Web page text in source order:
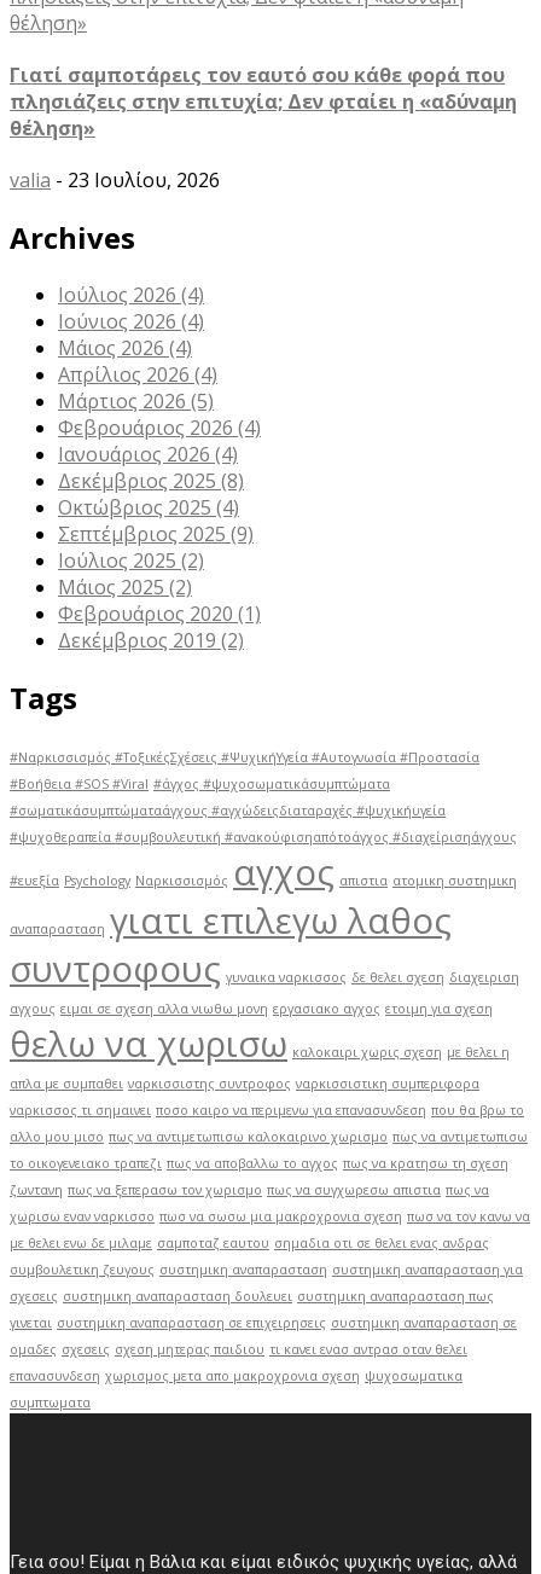
Γιατί σαμποτάρεις τον εαυτό σου κάθε φορά που
πλησιάζεις στην επιτυχία; Δεν φταίει η «αδύναμη
θέληση»
valia - 23 Ιουλίου, 2026
Archives
Ιούλιος 2026 (4)
Ιούνιος 2026 (4)
Μάιος 2026 (4)
Απρίλιος 2026 (4)
Μάρτιος 2026 (5)
Φεβρουάριος 2026 (4)
Ιανουάριος 2026 (4)
Δεκέμβριος 2025 (8)
Οκτώβριος 2025 (4)
Σεπτέμβριος 2025 (9)
Ιούλιος 2025 (2)
Μάιος 2025 (2)
Φεβρουάριος 2020 (1)
Δεκέμβριος 2019 (2)
Tags
#Ναρκισσισμός #ΤοξικέςΣχέσεις #ΨυχικήΥγεία #Αυτογνωσία #Προστασία
#Βοήθεια #SOS #Viral #άγχος #ψυχοσωματικάσυμπτώματα
#σωματικάσυμπτώματαάγχους #αγχώδειςδιαταραχές #ψυχικήυγεία
#ψυχοθεραπεία #συμβουλευτική #ανακούφισηαπότοάγχος #διαχείρισηάγχους
#ευεξία Psychology Ναρκισσισμός αγχος απιστια ατομικη συστημικη
αναπαρασταση γιατι επιλεγω λαθος
συντροφους γυναικα ναρκισσος δε θελει σχεση διαχειριση
αγχους ειμαι σε σχεση αλλα νιωθω μονη εργασιακο αγχος ετοιμη για σχεση
θελω να χωρισω καλοκαιρι χωρις σχεση με θελει η
απλα με συμπαθει ναρκισσιστης συντροφος ναρκισσιστικη συμπεριφορα
ναρκισσος τι σημαινει ποσο καιρο να περιμενω για επανασυνδεση που θα βρω το
αλλο μου μισο πως να αντιμετωπισω καλοκαιρινο χωρισμο πως να αντιμετωπισω
το οικογενειακο τραπεζι πως να αποβαλλω το αγχος πως να κρατησω τη σχεση
ζωντανη πως να ξεπερασω τον χωρισμο πως να συγχωρεσω απιστια πως να
χωρισω εναν ναρκισσο πωσ να σωσω μια μακροχρονια σχεση πωσ να τον κανω να
με θελει ενω δε μιλαμε σαμποταζ εαυτου σημαδια οτι σε θελει ενας ανδρας
συμβουλετικη ζευγους συστημικη αναπαρασταση συστημικη αναπαρασταση για
σχεσεις συστημικη αναπαρασταση δουλευει συστημικη αναπαρασταση πως
γινεται συστημικη αναπαρασταση σε επιχειρησεις συστημικη αναπαρασταση σε
ομαδες σχεσεις σχεση μητερας παιδιου τι κανει ενασ αντρασ οταν θελει
επανασυνδεση χωρισμος μετα απο μακροχρονια σχεση ψυχοσωματικα
συμπτωματα
Γεια σου! Είμαι η Βάλια και είμαι ειδικός ψυχικής υγείας, αλλά